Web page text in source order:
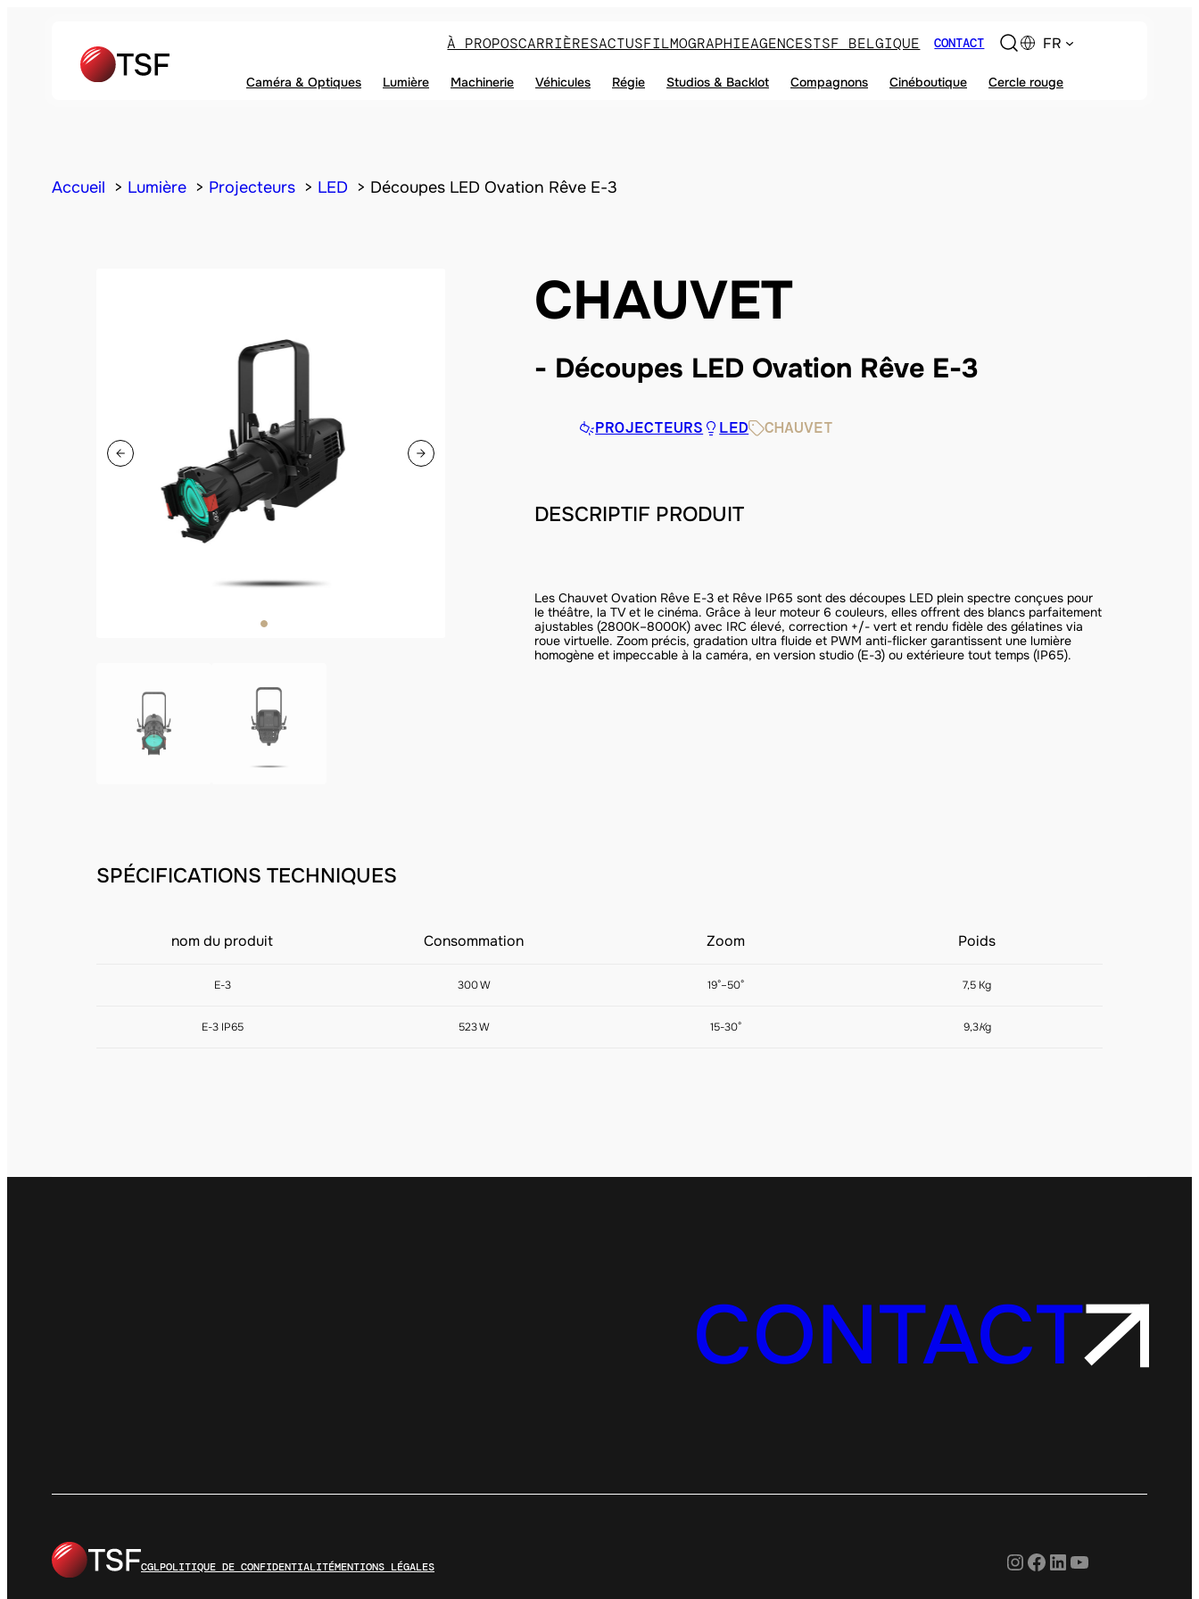
À PROPOSCARRIÈRESACTUSFILMOGRAPHIEAGENCESTSF BELGIQUE CONTACT FR
Caméra & Optiques Lumière Machinerie Véhicules Régie Studios & Backlot Compagnons Cinéboutique Cercle rouge
Accueil Lumière Projecteurs LED Découpes LED Ovation Rêve E-3
CHAUVET
Découpes LED Ovation Rêve E-3
PROJECTEURS LED CHAUVET
DESCRIPTIF PRODUIT
Les Chauvet Ovation Rêve E-3 et Rêve IP65 sont des découpes LED plein spectre conçues pour
le théâtre, la TV et le cinéma. Grâce à leur moteur 6 couleurs, elles offrent des blancs parfaitement
ajustables (2800K–8000K) avec IRC élevé, correction +/- vert et rendu fidèle des gélatines via
roue virtuelle. Zoom précis, gradation ultra fluide et PWM anti-flicker garantissent une lumière
homogène et impeccable à la caméra, en version studio (E-3) ou extérieure tout temps (IP65).
SPÉCIFICATIONS TECHNIQUES
nom du produit Consommation Zoom Poids
E-3 300 W 19°–50° 7,5 Kg
E-3 IP65 523 W 15-30° 9,3Kg
CONTACT
CGLPOLITIQUE DE CONFIDENTIALITÉMENTIONS LÉGALES Instagram
Facebook
LinkedIn
YouTube